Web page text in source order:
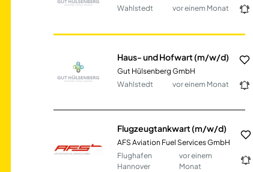
Wahlstedt
vor einem Monat
Haus- und Hofwart (m/w/d)
Gut Hülsenberg GmbH
Wahlstedt
vor einem Monat
Flugzeugtankwart (m/w/d)
AFS Aviation Fuel Services GmbH
Flughafen
Hannover
vor einem
Monat